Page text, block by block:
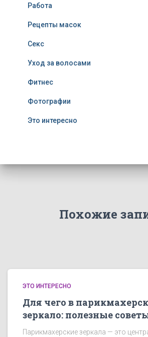
Работа
Рецепты масок
Секс
Уход за волосами
Фитнес
Фотографии
Это интересно
Похожие
ЭТО ИНТЕРЕСНО
Для чего в
зеркало: полезные
Парикмахерские зеркала — это